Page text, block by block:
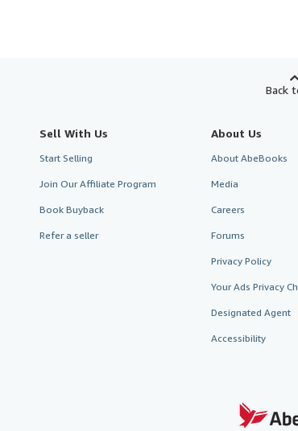
Back
Sell With Us
Start Selling
Join Our Affiliate Program
Book Buyback
Refer a seller
About Us
About AbeBooks
Media
Careers
Forums
Privacy Policy
Your Ads Privacy
Designated Agent
Accessibility